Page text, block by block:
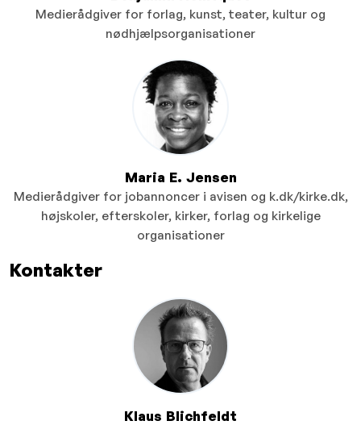
Medierådgiver for forlag, kunst, teater, kultur og
nødhjælpsorganisationer
Maria E. Jensen
Medierådgiver for jobannoncer i avisen og k.dk/kirke.dk,
højskoler, efterskoler, kirker, forlag og kirkelige
organisationer
Kontakter
Klaus Blichfeldt